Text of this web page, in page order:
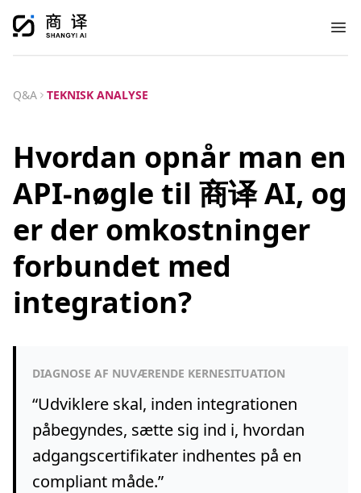
Q&A TEKNISK ANALYSE
Hvordan opnår man en
API-nøgle til 商译 AI, og
er der omkostninger
forbundet med
integration?
DIAGNOSE AF NUVÆRENDE KERNESITUATION
“Udviklere skal, inden integrationen
påbegyndes, sætte sig ind i, hvordan
adgangscertifikater indhentes på en
compliant måde.”